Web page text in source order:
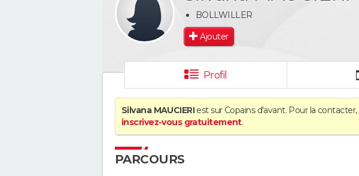
BOLLWILLER
Ajouter
Profil
Silvana MAUCIERI est sur Copains d'avant. Pour la contacter,
inscrivez-vous gratuitement.
PARCOURS